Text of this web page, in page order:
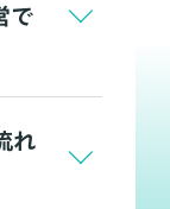
で
れ